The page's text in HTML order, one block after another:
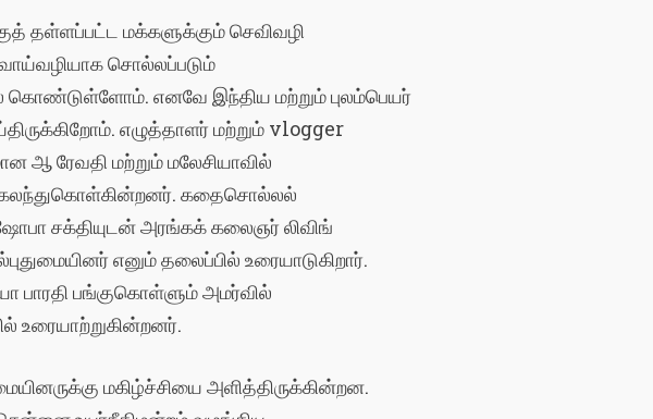
தள்ளப்பட்ட மக்களுக்கும்செவிவழி
சொல்லப்படும்
கொண்டுள்ளோம்.எனவே இந்திய மற்றும்புலம்பெயர்
.எழுத்தாளர்மற்றும் vlogger
ஆரேவதி மற்றும்மலேசியாவில்
.கதைசொல்லல்
சக்தியுடன்அரங்கக்கலைஞர்லிவிங்
எனும்தலைப்பில் உரையாடுகிறார்.
பாரதி பங்குகொள்ளும்அமர்வில்
உரையாற்றுகின்றனர்.
மகிழ்ச்சியை அளித்திருக்கின்றன.